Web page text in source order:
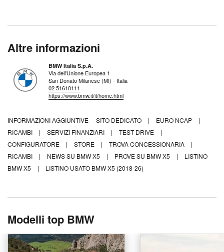
Altre informazioni
BMW Italia S.p.A.
Via dell'Unione Europea 1
San Donato Milanese (MI) - Italia
02 51610111
https://www.bmw.it/it/home.html
INFORMAZIONI AGGIUNTIVE SITO DEDICATO | EURO NCAP
|
RICAMBI
| SERVIZI FINANZIARI | TEST DRIVE
|
CONFIGURATORE
| STORE | TROVA CONCESSIONARIA
|
RICAMBI
| NEWS SU BMW X5 | PROVE SU BMW X5 |
LISTINO
BMW X5
| LISTINO USATO BMW X5 (2018-26)
Modelli top BMW